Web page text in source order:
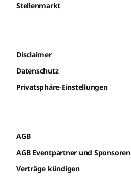
Stellenmarkt
Disclaimer
Datenschutz
Privatsphäre-Einstellungen
AGB
AGB Eventpartner und Sponsoren
Verträge kündigen